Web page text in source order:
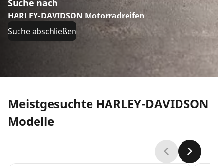
Suche nach
HARLEY-DAVIDSON Motorradreifen
Suche abschließen
Meistgesuchte HARLEY-DAVIDSON
Modelle